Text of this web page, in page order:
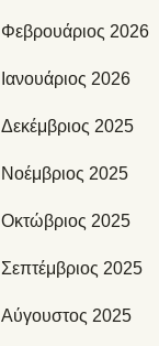
Φεβρουάριος 2026
Ιανουάριος 2026
Δεκέμβριος 2025
Νοέμβριος 2025
Οκτώβριος 2025
Σεπτέμβριος 2025
Αύγουστος 2025